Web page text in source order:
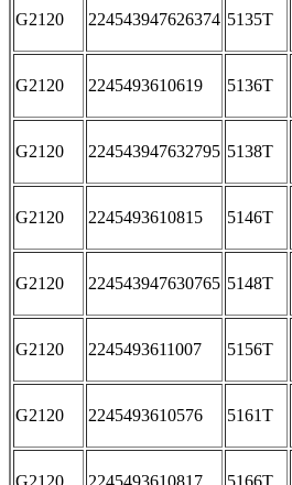
G2120 224543947626374 5135T
G2120 2245493610619 5136T
G2120 224543947632795 5138T
G2120 2245493610815 5146T
G2120 224543947630765 5148T
G2120 2245493611007 5156T
G2120 2245493610576 5161T
G2120 2245493610817 5166T